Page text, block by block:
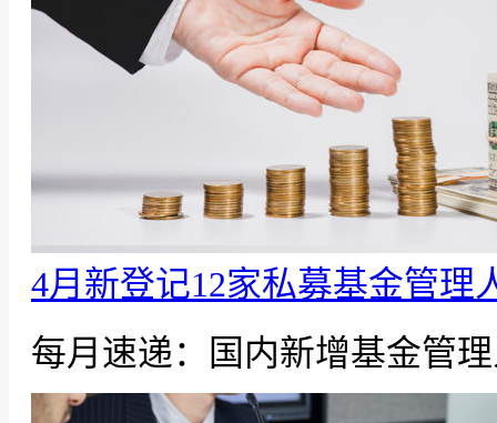
4月新登记12家私募基金管理
每月速递：国内新增基金管